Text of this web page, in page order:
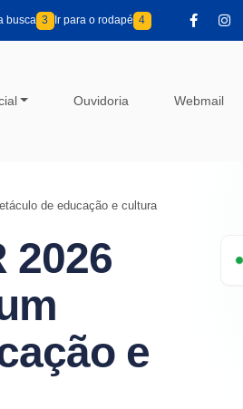
busca 3 Ir para o rodapé 4
Ouvidoria Webmail
de educação e cultura
2026
e